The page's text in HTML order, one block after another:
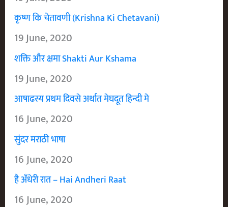
कृष्ण कि चेतावणी (Krishna Ki Chetavani)
19 June, 2020
शक्ति और क्षमा Shakti Aur Kshama
19 June, 2020
आषाढस्य प्रथम दिवसे अर्थात मेघदूत हिन्दी मे
16 June, 2020
सुंदर मराठी भाषा
16 June, 2020
है अँधेरी रात – Hai Andheri Raat
16 June, 2020